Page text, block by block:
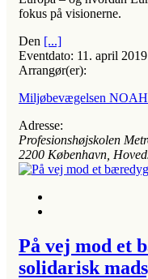
fokus på visionerne.
Den [...]
Eventdato: 11. april 2019
Arrangør(er):
Miljøbevægelsen NOAH
Adresse:
Profesionshøjskolen
2200 København,
På vej mod et
solidarisk